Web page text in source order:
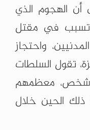
أن الهجوم الذي
تسبب في مقتل
واحتجاز
غزة، تقول السلطات
من 64 ألف شخص، معظمهم
ذلك الحين خلال